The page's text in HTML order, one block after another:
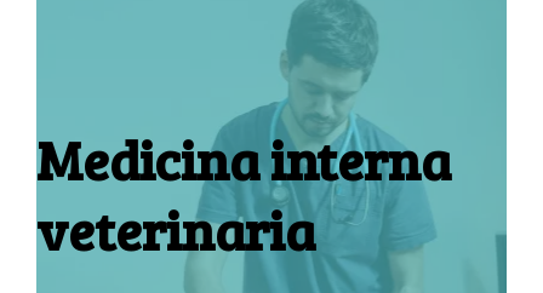
Medicina interna
veterinaria